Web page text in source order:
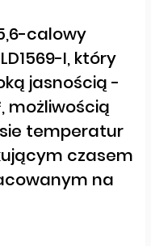
calowy
I, który
jasnością -
możliwością
temperatur
czasem
na